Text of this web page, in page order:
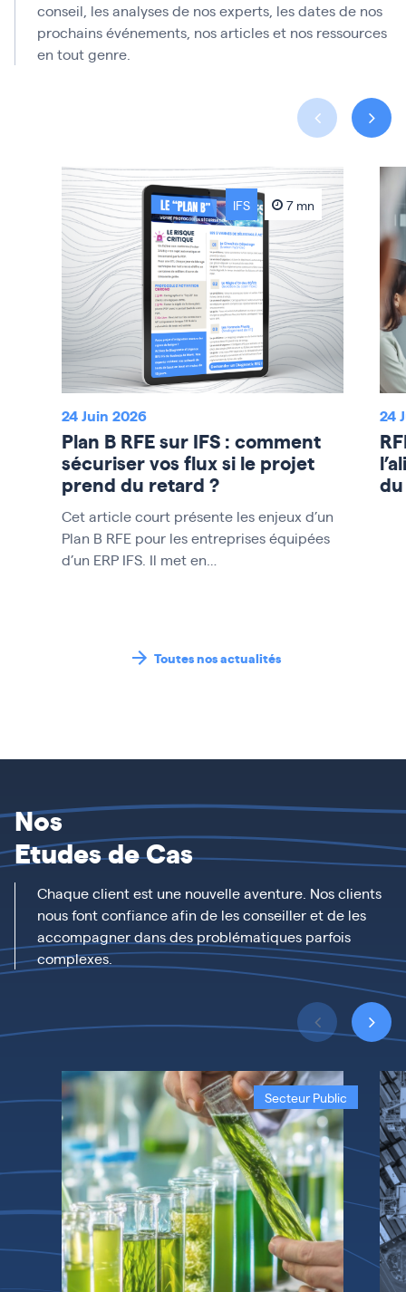
conseil, les analyses de nos experts, les dates de nos
prochains événements, nos articles et nos ressources
en tout genre.
Toutes nos actualités
IFS 7 mn
24 Juin 2026
Plan B RFE sur IFS : comment
sécuriser vos flux si le projet
prend du retard ?
Cet article court présente les enjeux d’un
Plan B RFE pour les entreprises équipées
d’un ERP IFS. Il met en…
24
Nos
Etudes de Cas
Chaque client est une nouvelle aventure. Nos clients
nous font confiance afin de les conseiller et de les
accompagner dans des problématiques parfois
complexes.
Secteur Public